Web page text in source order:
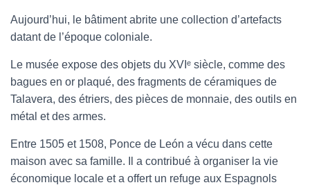
Aujourd’hui, le bâtiment abrite une collection d’artefacts
datant de l’époque coloniale.
Le musée expose des objets du XVIᵉ siècle, comme des
bagues en or plaqué, des fragments de céramiques de
Talavera, des étriers, des pièces de monnaie, des outils en
métal et des armes.
Entre 1505 et 1508, Ponce de León a vécu dans cette
maison avec sa famille. Il a contribué à organiser la vie
économique locale et a offert un refuge aux Espagnols